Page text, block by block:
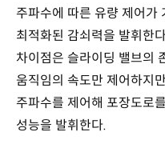
주파수에 따른 유량 제어가
최적화된 감쇠력을 발휘한
차이점은 슬라이딩 밸브의
움직임의 속도만 제어하지
주파수를 제어해 포장도로
성능을 발휘한다.